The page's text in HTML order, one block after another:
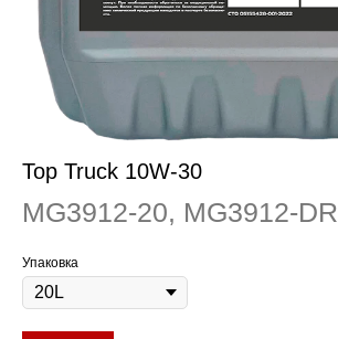
Top Truck 10W-30
MG3912-20, MG3912-DR
Упаковка